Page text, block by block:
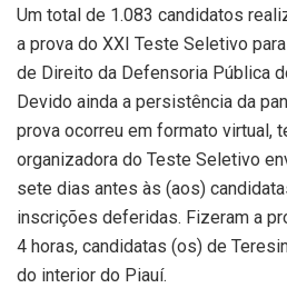
Um total de 1.083 candidatos
a prova do XXI Teste Seletivo
de Direito da Defensoria Pública
Devido ainda a persistência da
prova ocorreu em formato virtual,
organizadora do Teste Seletivo
sete dias antes às (aos)
inscrições deferidas. Fizeram a
4 horas, candidatas (os) de
do interior do Piauí.